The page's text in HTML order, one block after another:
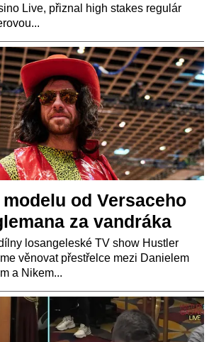
Live, přiznal high stakes regulár
od Versaceho
za vandráka
losangeleské TV show Hustler
věnovat přestřelce mezi Danielem
a Nikem...